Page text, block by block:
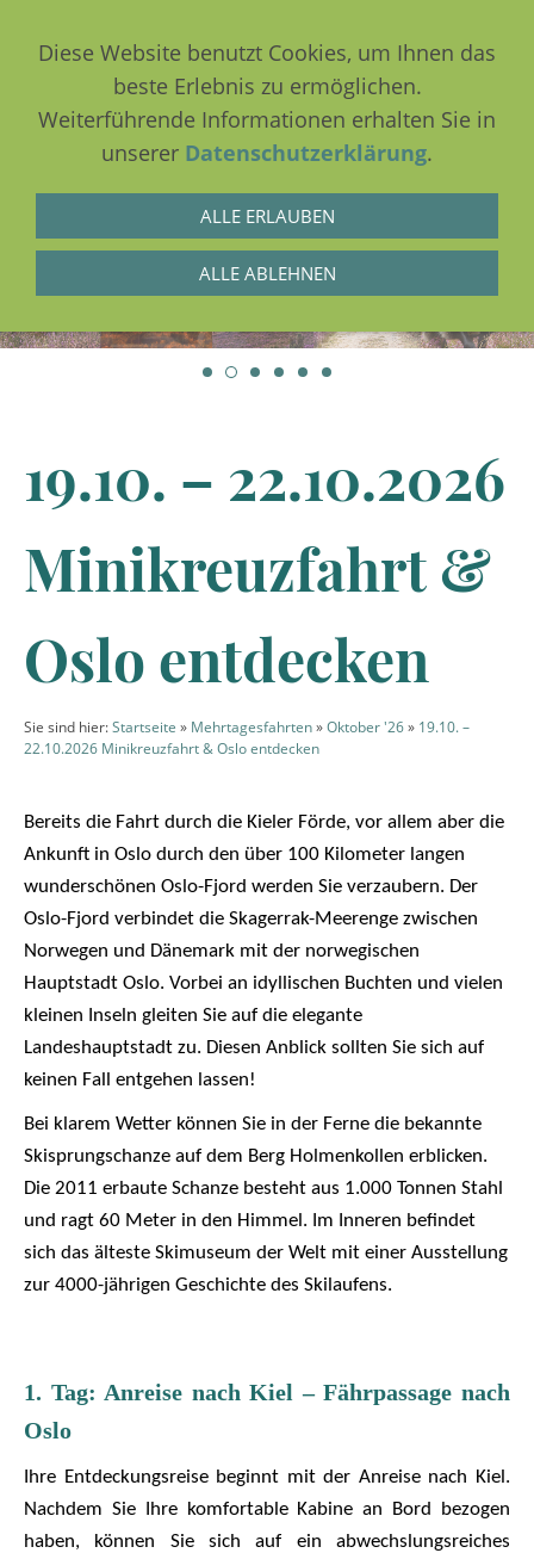
NAVIGATION EINBLENDEN
19.10. – 22.10.2026
Minikreuzfahrt &
Oslo entdecken
Sie sind hier:Startseite » Mehrtagesfahrten»Oktober '26» 19.10. –
22.10.2026 Minikreuzfahrt & Oslo entdecken
Bereits die Fahrt durch die Kieler Förde, vor allem aber die
Ankunft in Oslo durch den über 100 Kilometer langen
wunderschönen Oslo-Fjord werden Sie verzaubern. Der
Oslo-Fjord verbindet die Skagerrak-Meerenge zwischen
Norwegen und Dänemark mit der norwegischen
Hauptstadt Oslo. Vorbei an idyllischen Buchten und vielen
kleinen Inseln gleiten Sie auf die elegante
Landeshauptstadt zu. Diesen Anblick sollten Sie sich auf
keinen Fall entgehen lassen!
Bei klarem Wetter können Sie in der Ferne die bekannte
Skisprungschanze auf dem Berg Holmenkollen erblicken.
Die 2011 erbaute Schanze besteht aus 1.000 Tonnen Stahl
und ragt 60 Meter in den Himmel. Im Inneren befindet
sich das älteste Skimuseum der Welt mit einer Ausstellung
zur 4000-jährigen Geschichte des Skilaufens.
1. Tag: Anreise nach Kiel – Fährpassage nach
Oslo
Ihre Entdeckungsreise beginnt mit der Anreise nach Kiel.
Nachdem Sie Ihre komfortable Kabine an Bord bezogen
haben, können Sie sich auf ein abwechslungsreiches
Diese Website benutzt Cookies, um Ihnen das
beste Erlebnis zu ermöglichen.
Weiterführende Informationen erhalten Sie in
unserer Datenschutzerklärung.
ALLE ERLAUBEN
ALLE ABLEHNEN